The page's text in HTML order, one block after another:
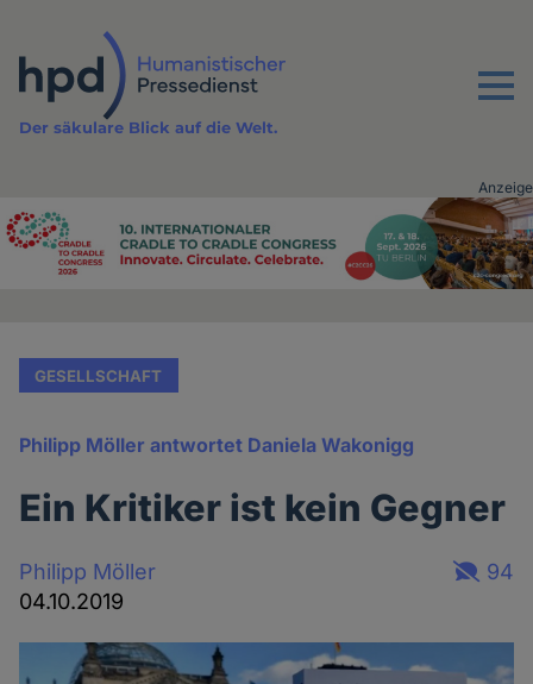
Inhalt
Menu
Der säkulare Blick auf die Welt.
Advertising
Anzeige
GESELLSCHAFT
Philipp Möller antwortet Daniela Wakonigg
Ein Kritiker ist kein Gegner
Philipp Möller
04.10.2019
94